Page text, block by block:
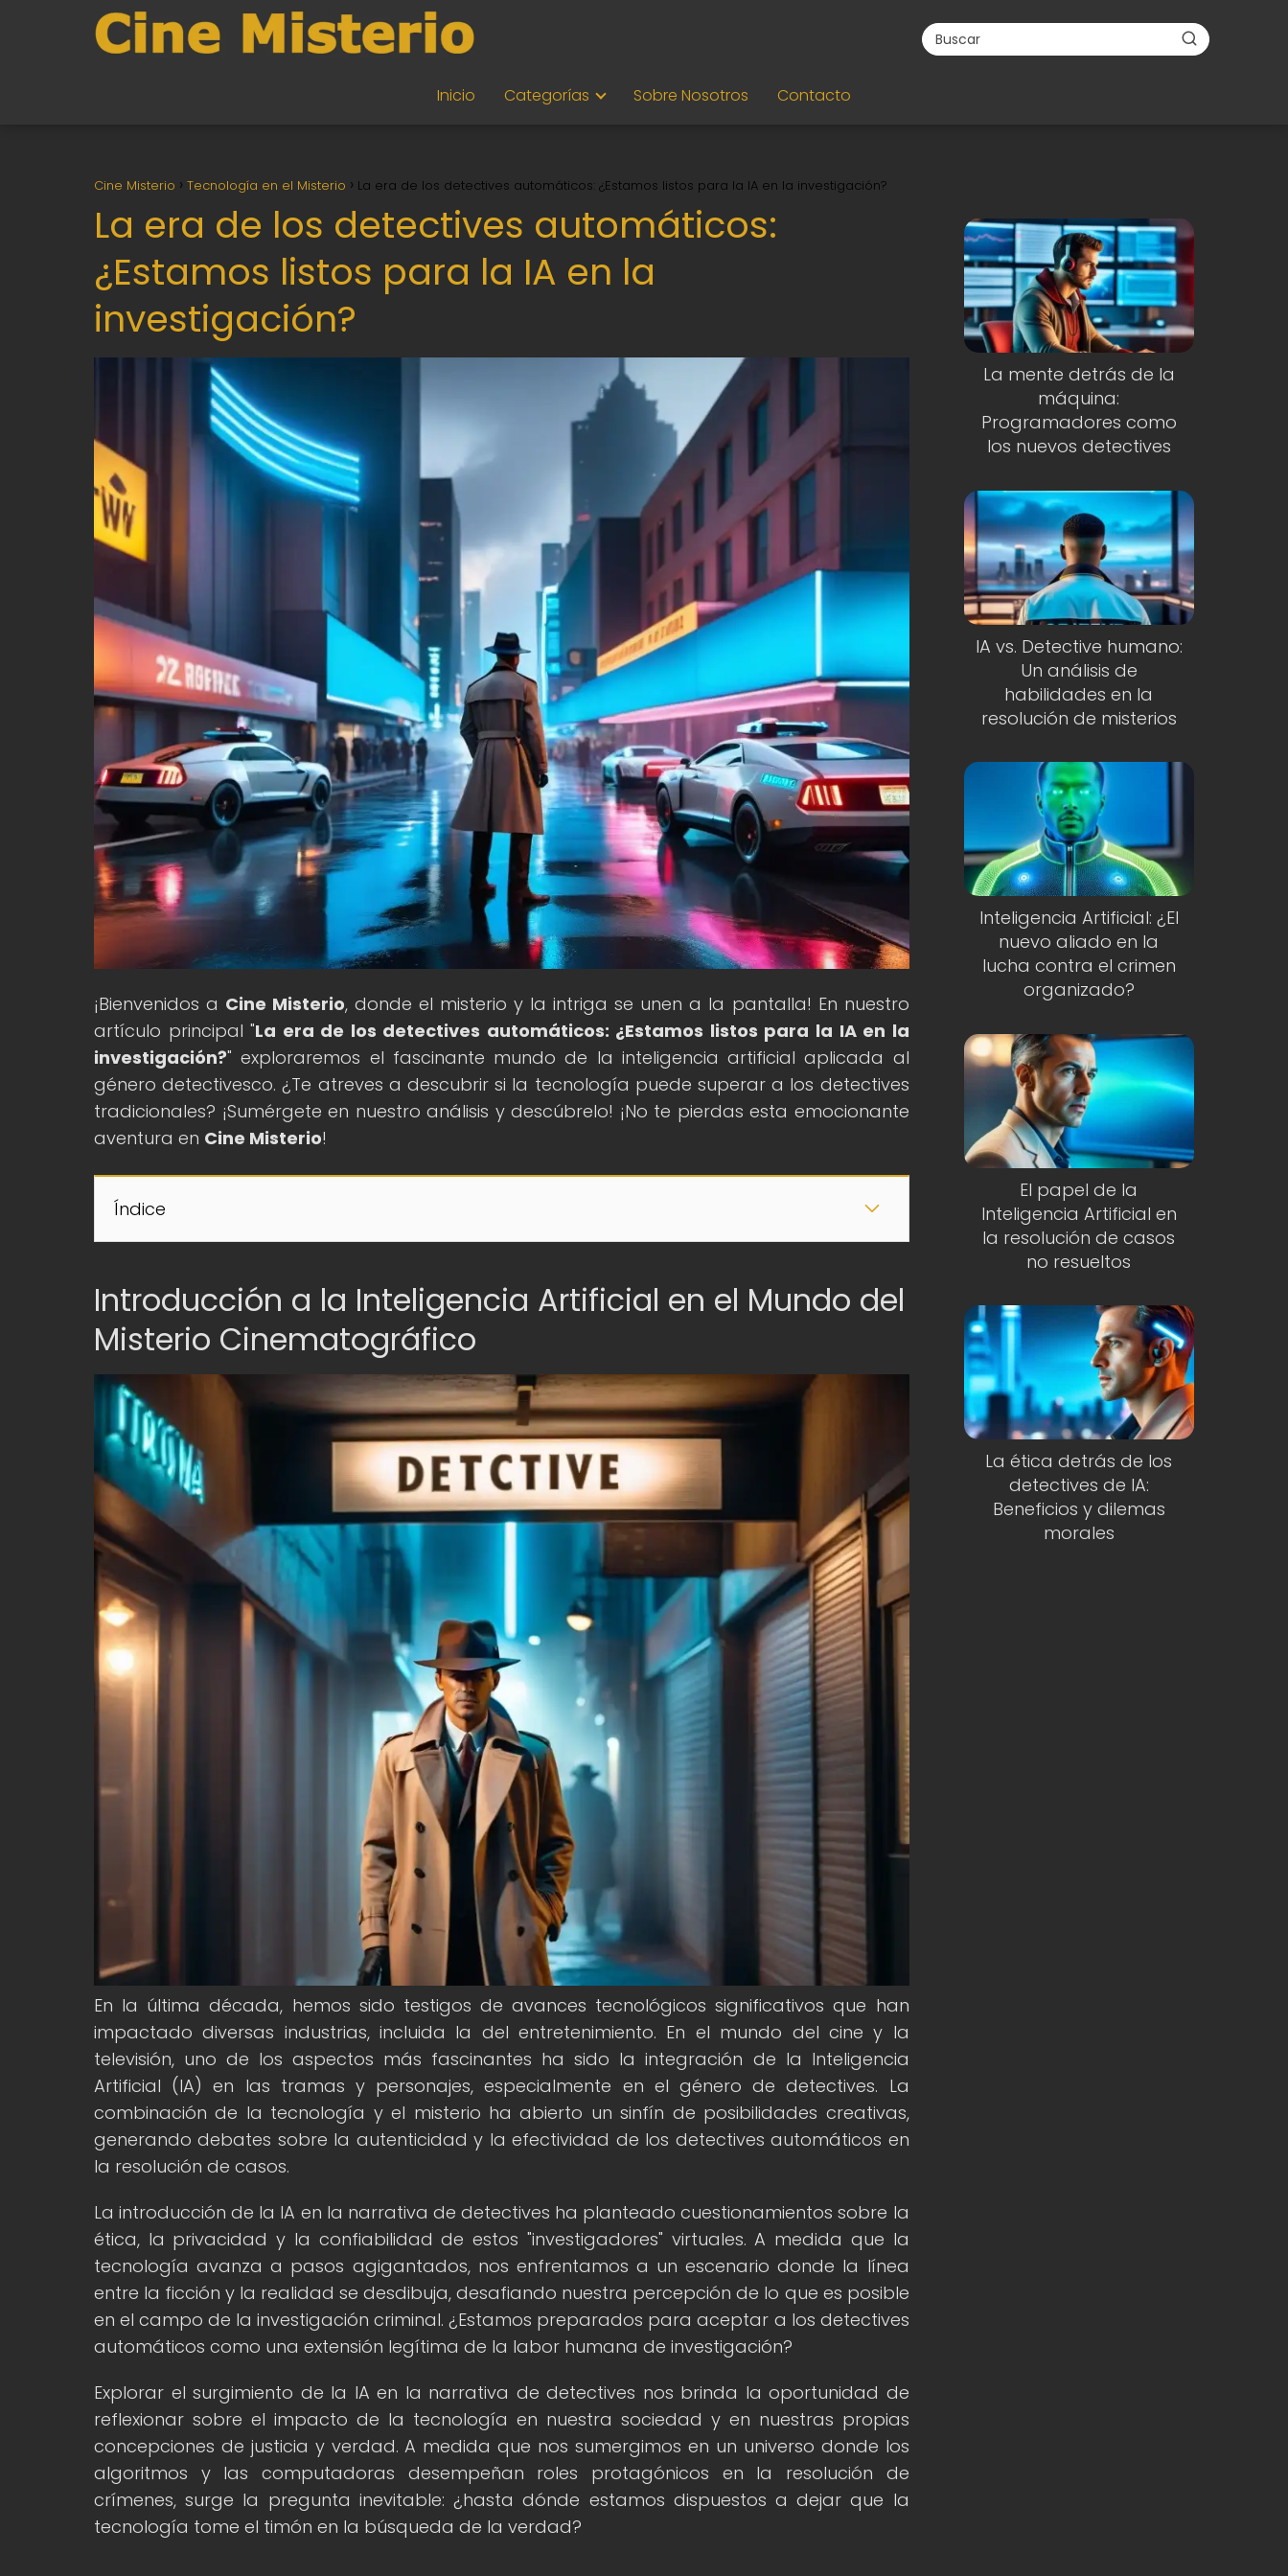
Inicio Categorías Sobre Nosotros Contacto
Cine Misterio Tecnología en el Misterio La era de los detectives automáticos: ¿Estamos listos para la IA en la investigación?
La era de los detectives automáticos:
¿Estamos listos para la IA en la
investigación?
¡Bienvenidos a Cine Misterio, donde el misterio y la intriga se unen a la pantalla! En nuestro
artículo principal "La era de los detectives automáticos: ¿Estamos listos para la IA en la
investigación?" exploraremos el fascinante mundo de la inteligencia artificial aplicada al
género detectivesco. ¿Te atreves a descubrir si la tecnología puede superar a los detectives
tradicionales? ¡Sumérgete en nuestro análisis y descúbrelo! ¡No te pierdas esta emocionante
aventura en Cine Misterio!
Índice
Introducción a la Inteligencia Artificial en el Mundo del
Misterio Cinematográfico
En la última década, hemos sido testigos de avances tecnológicos significativos que han
impactado diversas industrias, incluida la del entretenimiento. En el mundo del cine y la
televisión, uno de los aspectos más fascinantes ha sido la integración de la Inteligencia
Artificial (IA) en las tramas y personajes, especialmente en el género de detectives. La
combinación de la tecnología y el misterio ha abierto un sinfín de posibilidades creativas,
generando debates sobre la autenticidad y la efectividad de los detectives automáticos en
la resolución de casos.
La introducción de la IA en la narrativa de detectives ha planteado cuestionamientos sobre la
ética, la privacidad y la confiabilidad de estos "investigadores" virtuales. A medida que la
tecnología avanza a pasos agigantados, nos enfrentamos a un escenario donde la línea
entre la ficción y la realidad se desdibuja, desafiando nuestra percepción de lo que es posible
en el campo de la investigación criminal. ¿Estamos preparados para aceptar a los detectives
automáticos como una extensión legítima de la labor humana de investigación?
Explorar el surgimiento de la IA en la narrativa de detectives nos brinda la oportunidad de
reflexionar sobre el impacto de la tecnología en nuestra sociedad y en nuestras propias
concepciones de justicia y verdad. A medida que nos sumergimos en un universo donde los
algoritmos y las computadoras desempeñan roles protagónicos en la resolución de
crímenes, surge la pregunta inevitable: ¿hasta dónde estamos dispuestos a dejar que la
tecnología tome el timón en la búsqueda de la verdad?
La mente detrás de la
máquina:
Programadores como
los nuevos detectives
IA vs. Detective humano:
Un análisis de
habilidades en la
resolución de misterios
Inteligencia Artificial: ¿El
nuevo aliado en la
lucha contra el crimen
organizado?
El papel de la
Inteligencia Artificial en
la resolución de casos
no resueltos
La ética detrás de los
detectives de IA:
Beneficios y dilemas
morales